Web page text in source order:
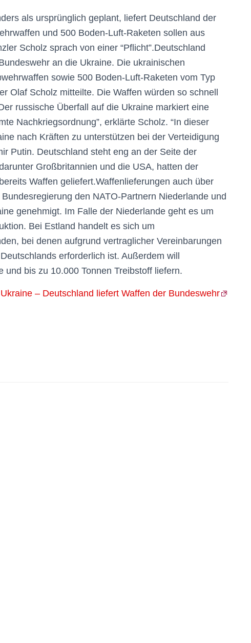
als ursprünglich geplant, liefert Deutschland der
und 500 Boden-Luft-Raketen sollen aus
Scholz sprach von einer “Pflicht”.Deutschland
an die Ukraine. Die ukrainischen
sowie 500 Boden-Luft-Raketen vom Typ
Olaf Scholz mitteilte. Die Waffen würden so schnell
russische Überfall auf die Ukraine markiert eine
Nachkriegsordnung”, erklärte Scholz. “In dieser
nach Kräften zu unterstützen bei der Verteidigung
Putin. Deutschland steht eng an der Seite der
Großbritannien und die USA, hatten der
Waffen geliefert.Waffenlieferungen auch über
den NATO-Partnern Niederlande und
genehmigt. Im Falle der Niederlande geht es um
Bei Estland handelt es sich um
bei denen aufgrund vertraglicher Vereinbarungen
erforderlich ist. Außerdem will
bis zu 10.000 Tonnen Treibstoff liefern.
– Deutschland liefert Waffen der Bundeswehr